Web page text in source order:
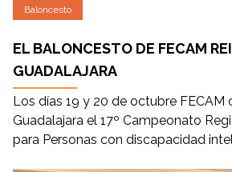
Baloncesto
EL BALONCESTO DE FECAM
GUADALAJARA
Los días 19 y 20 de octubre FECAM
Guadalajara el 17º Campeonato
para Personas con discapacidad